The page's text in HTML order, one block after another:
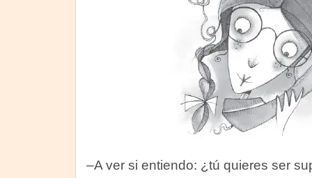
–A ver si entiendo: ¿tú quieres ser